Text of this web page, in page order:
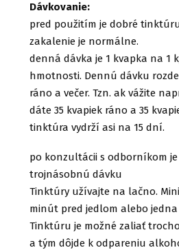
Dávkovanie:
pred použitím je dobré
zakalenie je normálne.
denná dávka je 1 kvapka na 1
hmotnosti. Dennú dávku
ráno a večer. Tzn. ak vážite
dáte 35 kvapiek ráno a 35
tinktúra vydrží asi na 15 dní.
po konzultácii s odborníkom
trojnásobnú dávku
Tinktúry užívajte na lačno.
minút pred jedlom alebo
Tinktúru je možné zaliať
a tým dôjde k odpareniu